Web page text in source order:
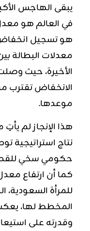
يبقى الهاجس
في العالم هو معدل
هو تسجيل
معدلات البطالة
الأخيرة، حيث
الانخفاض تقترب
موعدها.
هذا الإنجاز لم
نتاج استراتيجية
حكومي سخي
كما أن ارتفاع
للمرأة
المخطط لها،
وقدرته على